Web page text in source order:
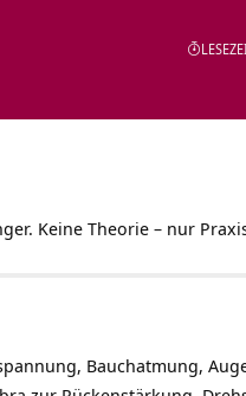
Keine Theorie – nur
Bauchatmung,